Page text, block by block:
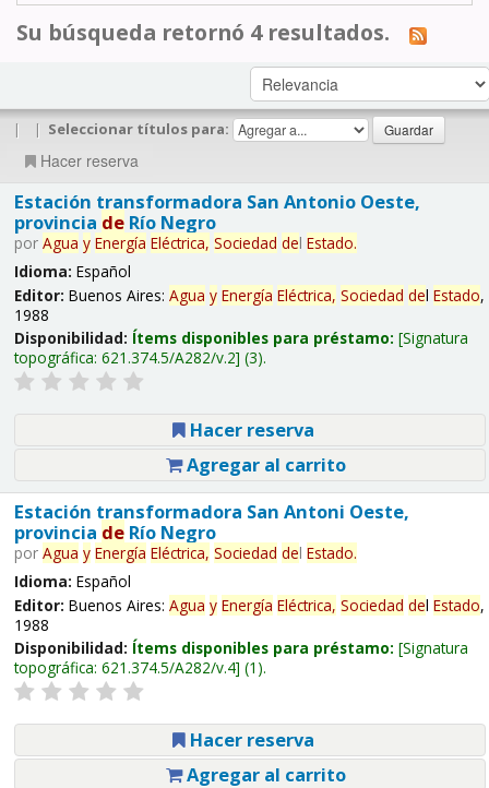
Su búsqueda retornó 4 resultados.
| | Seleccionar títulos para:
Hacer reserva
Estación transformadora San Antonio Oeste,
provincia deRío Negro
por Agua y Energía Eléctrica, Sociedad del Estado.
Idioma: Español
Editor: Buenos Aires: Agua y Energía Eléctrica, Sociedad del Estado,
1988
Disponibilidad: Ítems disponibles para préstamo: Signatura
topográfica: 621.374.5/A282/v.2 (3).
Hacer reserva
Agregar al carrito
Estación transformadora San Antoni Oeste,
provincia deRío Negro
por Agua y Energía Eléctrica, Sociedad del Estado.
Idioma: Español
Editor: Buenos Aires: Agua y Energía Eléctrica, Sociedad del Estado,
1988
Disponibilidad: Ítems disponibles para préstamo: Signatura
topográfica: 621.374.5/A282/v.4 (1).
Hacer reserva
Agregar al carrito